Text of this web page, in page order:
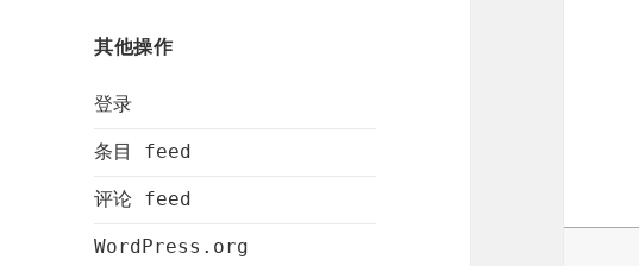
其他操作
登录
条目 feed
评论 feed
WordPress.org